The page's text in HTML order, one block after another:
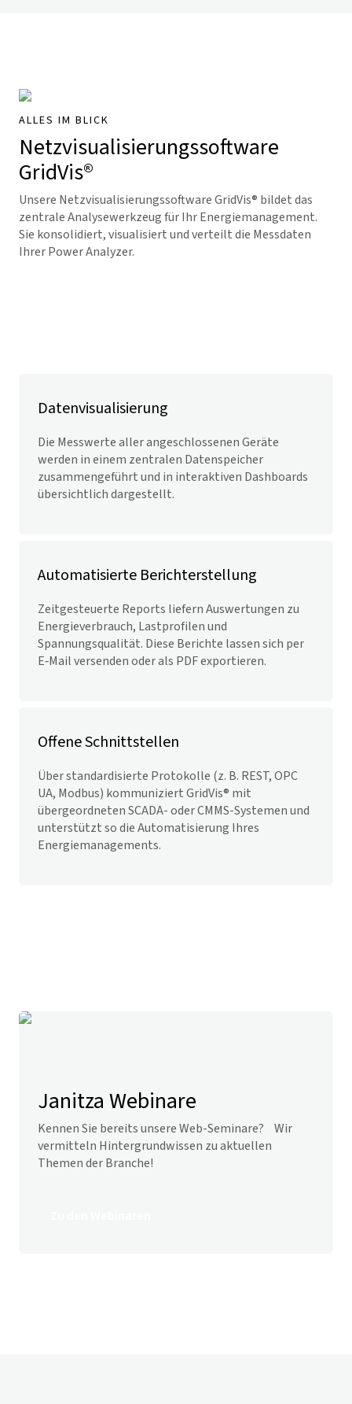
ALLES IM BLICK
Netzvisualisierungs­software
GridVis®
Unsere Netzvisualisierungs­softwareGridVis® bildet das
zentrale Analysewerkzeug für Ihr Energiemanagement.
Sie konsolidiert, visualisiert und verteilt die Messdaten
Ihrer Power Analyzer.
Datenvisualisierung
Die Messwerte aller angeschlossenen Geräte
werden in einem zentralen Datenspeicher
zusammengeführt und in interaktiven Dashboards
übersichtlich dargestellt.
Automatisierte Berichterstellung
Zeitgesteuerte Reports liefern Auswertungen zu
Energieverbrauch, Lastprofilen und
Spannungsqualität. Diese Berichte lassen sich per
E‑Mail versenden oder als PDF exportieren.
Offene Schnittstellen
Über standardisierte Protokolle (z. B. REST, OPC
UA, Modbus) kommuniziertGridVis® mit
übergeordneten SCADA- oder CMMS-Systemen und
unterstützt so die Automatisierung Ihres
Energiemanagements.
Janitza Webinare
Kennen Sie bereits unsere Web-Seminare? Wir
vermitteln Hintergrundwissen zu aktuellen
Themen der Branche!